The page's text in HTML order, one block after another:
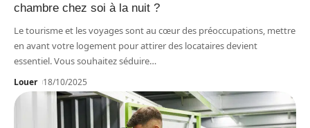
chambre chez soi à la nuit ?
Le tourisme et les voyages sont au cœur des préoccupations, mettre
en avant votre logement pour attirer des locataires devient
essentiel. Vous souhaitez séduire…
Louer 18/10/2025